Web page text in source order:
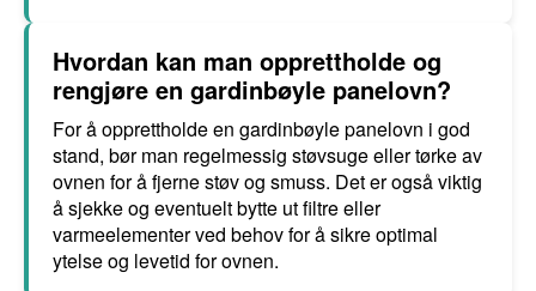
Hvordan kan man opprettholde og
rengjøre en gardinbøyle panelovn?
For å opprettholde en gardinbøyle panelovn i god
stand, bør man regelmessig støvsuge eller tørke av
ovnen for å fjerne støv og smuss. Det er også viktig
å sjekke og eventuelt bytte ut filtre eller
varmeelementer ved behov for å sikre optimal
ytelse og levetid for ovnen.